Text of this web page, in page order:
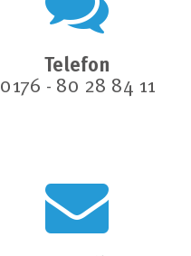
Telefon
0176 - 80 28 84 11